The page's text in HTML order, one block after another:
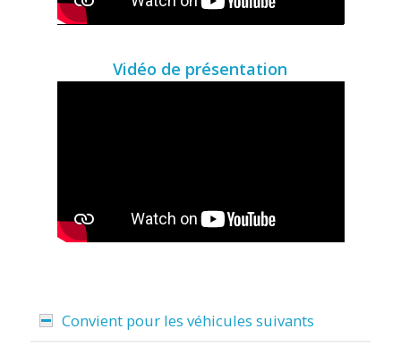
Vidéo de présentation
Convient pour les véhicules suivants